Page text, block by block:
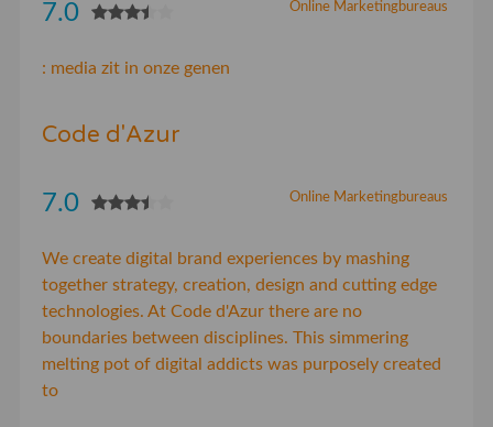
Online Marketingbureaus
7.0
: media zit in onze genen
Code d'Azur
Online Marketingbureaus
7.0
We create digital brand experiences by mashing
together strategy, creation, design and cutting edge
technologies. At Code d'Azur there are no
boundaries between disciplines. This simmering
melting pot of digital addicts was purposely created
to